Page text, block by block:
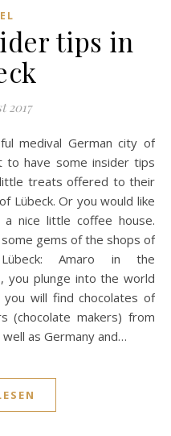
tips in
2017
to have some insider tips
treats offered to their
Lübeck. Or you would like
nice little coffee house.
gems of the shops of
Amaro in the
you plunge into the world
will find chocolates of
(chocolate makers) from
well as Germany and…